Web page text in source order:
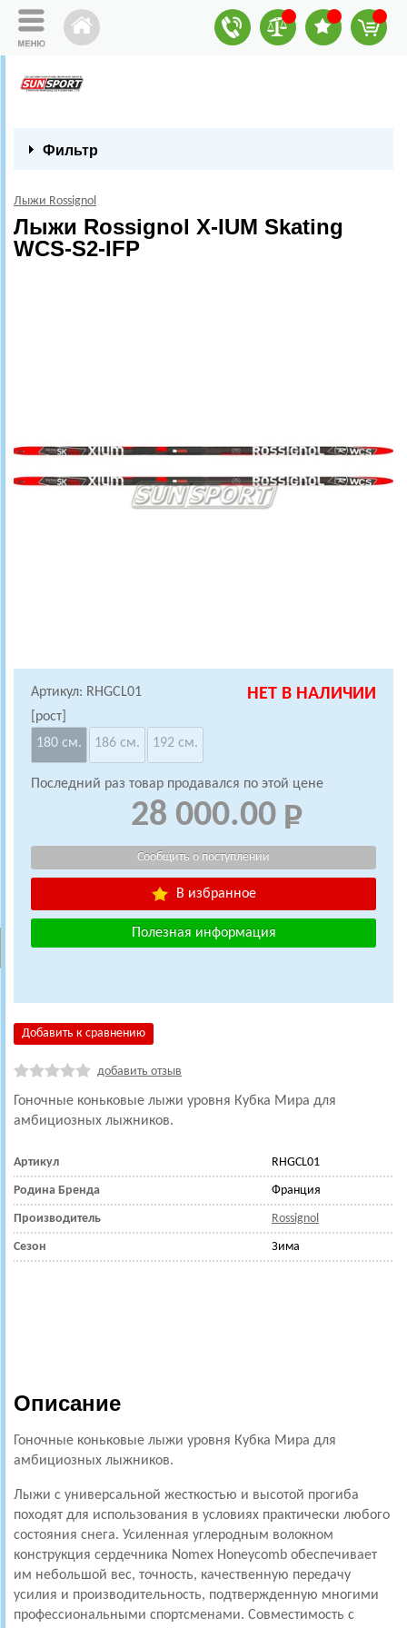
Фильтр
Лыжи Rossignol
Лыжи Rossignol X-IUM Skating
WCS-S2-IFP
Артикул: RHGCL01 НЕТ В НАЛИЧИИ
[рост]
180 см.
186 см. 192 см.
Последний раз товар продавался по этой цене
28 000.00
В избранное
Полезная информация
Добавить к сравнению
добавить отзыв
Гоночные коньковые лыжи уровня Кубка Мира для
амбициозных лыжников.
Артикул RHGCL01
Родина Бренда Франция
Производитель Rossignol
Сезон Зима
Описание
Гоночные коньковые лыжи уровня Кубка Мира для
амбициозных лыжников.
Лыжи с универсальной жесткостью и высотой прогиба
походят для использования в условиях практически любого
состояния снега. Усиленная углеродным волокном
конструкция сердечника Nomex Honeycomb обеспечивает
им небольшой вес, точность, качественную передачу
усилия и производительность, подтвержденную многими
профессиональными спортсменами. Совместимость с